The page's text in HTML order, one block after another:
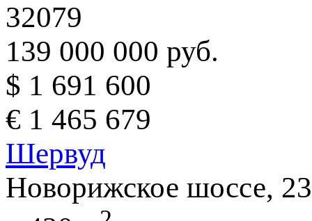
32079
139 000 000 руб.
$ 1 691 600
€ 1 465 679
Шервуд
Новорижское шоссе,